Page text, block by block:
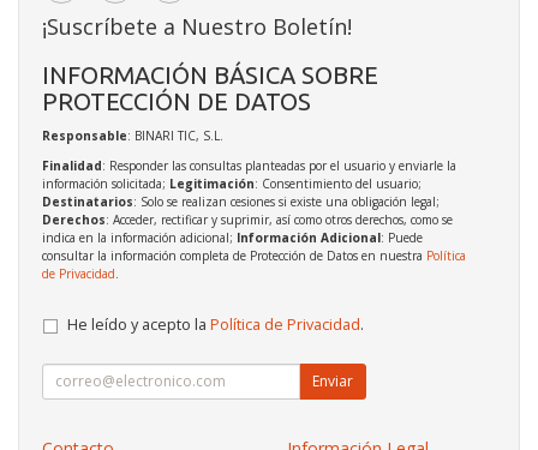
¡Suscríbete a Nuestro Boletín!
INFORMACIÓN BÁSICA SOBRE
PROTECCIÓN DE DATOS
Responsable: BINARI TIC, S.L.
Finalidad: Responder las consultas planteadas por el usuario y enviarle la
información solicitada; Legitimación: Consentimiento del usuario;
Destinatarios: Solo se realizan cesiones si existe una obligación legal;
Derechos: Acceder, rectificar y suprimir, así como otros derechos, como se
indica en la información adicional; Información Adicional: Puede
consultar la información completa de Protección de Datos en nuestra Política
de Privacidad
He leído y acepto la Política de Privacidad.
Enviar